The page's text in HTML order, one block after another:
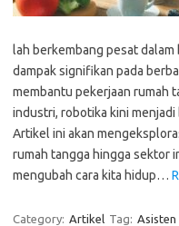
lah berkembang pesat
dampak signifikan pada
membantu pekerjaan rumah
industri, robotika kini
Artikel ini akan
rumah tangga hingga sektor
mengubah cara kita hidup…
Category: Artikel Tag: Asisten